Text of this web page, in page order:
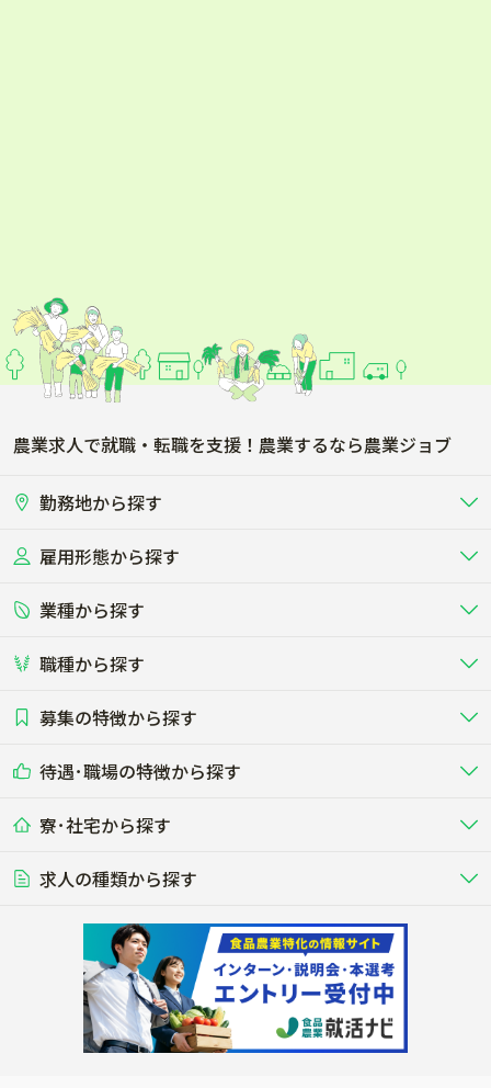
塩谷郡塩谷町
那須郡那須町 那須郡那珂川町
農業求人で就職・転職を支援！農業するなら農業ジョブ
勤務地から探す
北海道
関東
東海
雇用形態から探す
正社員 バイト・アルバイト・パート
短期アルバイト
その他（独立・副業など）
業種から探す
畜産（酪農･肉牛･養豚･養鶏など）
酪農
する牧場
養豚
る養豚場
レースで活躍する馬の手入れや子馬
その他畜産
その他動物の畜産業（羊、ウズラな
ど）
畑・圃場で野菜・穀物を生産 ビニールハウスで多様な野菜の生産
稲作
ビニールハウスで観賞用植物の栽
植物工場
環境制御された工場で野菜の生産管
理
農業資材･肥料
農場設備・肥料・飼料の生産・流
農業用の機械・機材の開発・販
流通･商社
農産物・農産品の物流・卸し・輸出
入
製造･加工･販売 福祉
その他業種
木材の植林・伐採・加工、または
漁業･養殖
魚介類の採捕・養殖、または水産加
工場
職種から探す
農場･牧場･現場職
専門職（獣医師･人工授精師･
研究･開発 WEB･IT
その他職種
募集の特徴から探す
未経験歓迎
学歴不問
50代採用実績あり
AT免許OK
内定まで最短1週間 管理者･幹部採用
待遇･職場の特徴から探す
社会保険完備
食事補助あり
年間休日100日以上
経験者優遇 独立支援可能
寮･社宅から探す
単身寮あり
寮･社宅相談可
求人の種類から探す
転職おまかせ求人